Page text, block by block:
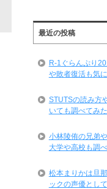
最近の投稿
R-1ぐらんぷり
や敗者復活も気
STUTSの読み方
いても調べてみた
小林陵侑の兄弟
大学や高校も調
松本まりかは旦
ックの声優とし